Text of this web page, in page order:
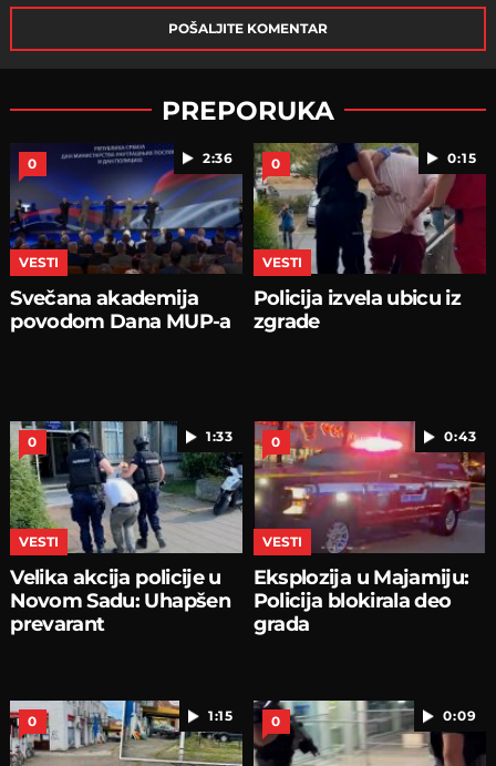
POŠALJITE KOMENTAR
PREPORUKA
2:36
0
VESTI
Svečana akademija
povodom Dana MUP-a
0:15
0
VESTI
Policija izvela ubicu iz
zgrade
1:33
0
VESTI
Velika akcija policije u
Novom Sadu: Uhapšen
prevarant
0:43
0
VESTI
Eksplozija u Majamiju:
Policija blokirala deo
grada
1:15
0 0:09
0